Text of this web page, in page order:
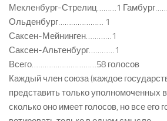
Мекленбург-Стрелиц………1
Ольденбург………………… 1
Саксен-Мейнинген…………1
Саксен-Альтенбург…………1
Всего…………………………58 голосов
Каждый член союза (каждое
представить только уполномоченных
сколько оно имеет голосов, но все его